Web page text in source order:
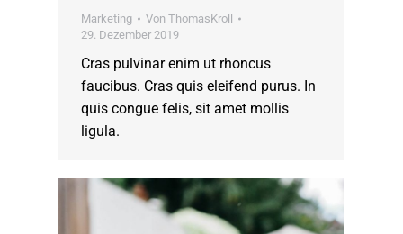
Marketing Von ThomasKroll
29. Dezember 2019
Cras pulvinar enim ut rhoncus
faucibus. Cras quis eleifend purus. In
quis congue felis, sit amet mollis
ligula.